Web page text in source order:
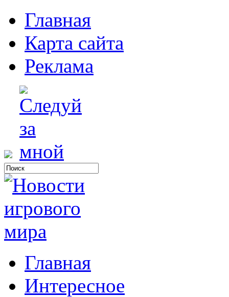
Главная
Карта сайта
Реклама
Главная
Интересное